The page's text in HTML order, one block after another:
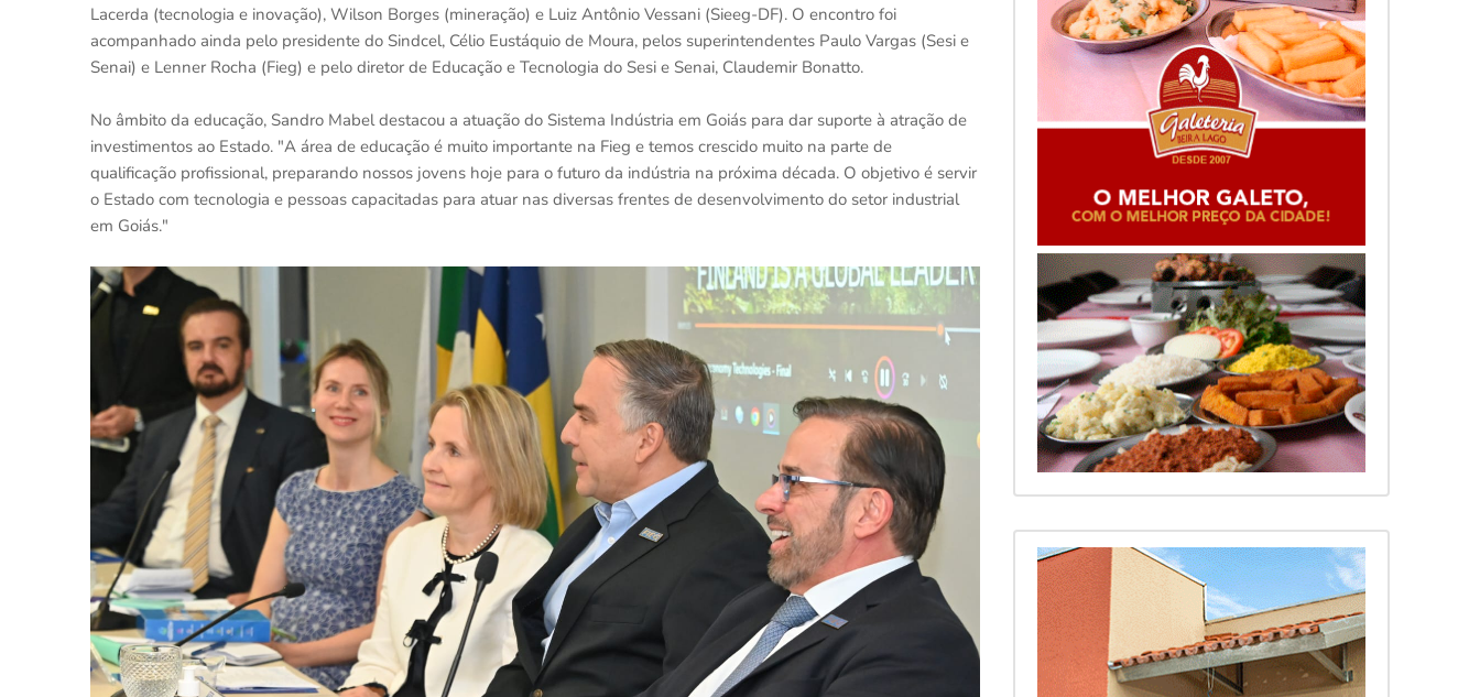
Lacerda (tecnologia e inovação), Wilson Borges (mineração) e Luiz Antônio Vessani (Sieeg-DF). O encontro foi
acompanhado ainda pelo presidente do Sindcel, Célio Eustáquio de Moura, pelos superintendentes Paulo Vargas (Sesi e
Senai) e Lenner Rocha (Fieg) e pelo diretor de Educação e Tecnologia do Sesi e Senai, Claudemir Bonatto.
No âmbito da educação, Sandro Mabel destacou a atuação do Sistema Indústria em Goiás para dar suporte à atração de
investimentos ao Estado. "A área de educação é muito importante na Fieg e temos crescido muito na parte de
qualificação profissional, preparando nossos jovens hoje para o futuro da indústria na próxima década. O objetivo é servir
o Estado com tecnologia e pessoas capacitadas para atuar nas diversas frentes de desenvolvimento do setor industrial
em Goiás."